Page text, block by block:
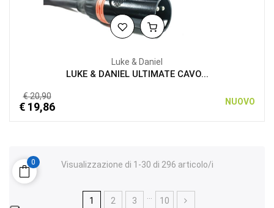
Luke & Daniel
LUKE & DANIEL ULTIMATE CAVO...
€ 20,90
€ 19,86 NUOVO
Visualizzazione di 1-30 di 296 articolo/i
1 2 3 10
0